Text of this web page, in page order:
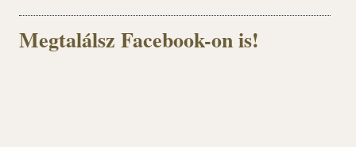
Megtalálsz Facebook-on is!